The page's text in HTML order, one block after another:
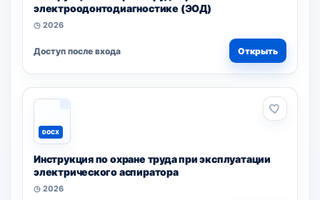
электроодонтодиагностике (ЭОД)
◷ 2026
Доступ после входа Открыть
DOCX
Инструкция по охране труда при эксплуатации
электрического аспиратора
◷ 2026